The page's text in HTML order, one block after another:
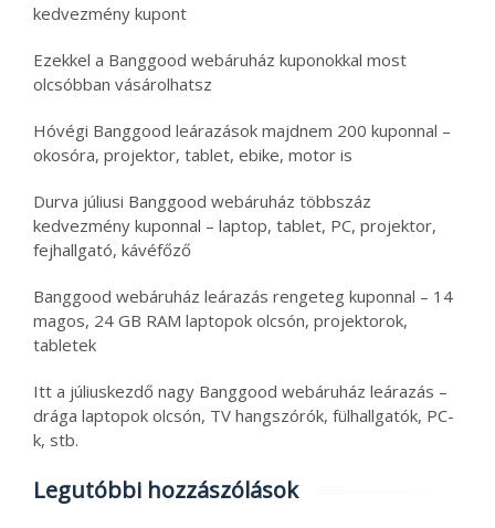
kedvezmény kupont
Ezekkel a Banggood webáruház kuponokkal most
olcsóbban vásárolhatsz
Hóvégi Banggood leárazások majdnem 200 kuponnal –
okosóra, projektor, tablet, ebike, motor is
Durva júliusi Banggood webáruház többszáz
kedvezmény kuponnal – laptop, tablet, PC, projektor,
fejhallgató, kávéfőző
Banggood webáruház leárazás rengeteg kuponnal – 14
magos, 24 GB RAM laptopok olcsón, projektorok,
tabletek
Itt a júliuskezdő nagy Banggood webáruház leárazás –
drága laptopok olcsón, TV hangszórók, fülhallgatók, PC-
k, stb.
Legutóbbi hozzászólások